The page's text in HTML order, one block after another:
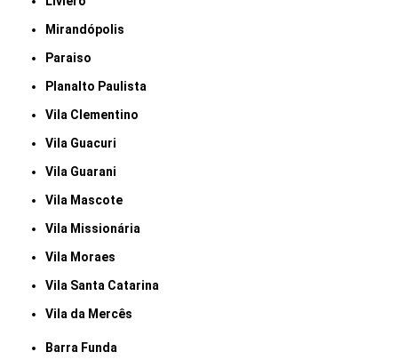
Mirandópolis
Paraiso
Planalto Paulista
Vila Clementino
Vila Guacuri
Vila Guarani
Vila Mascote
Vila Missionária
Vila Moraes
Vila Santa Catarina
Vila da Mercês
Barra Funda